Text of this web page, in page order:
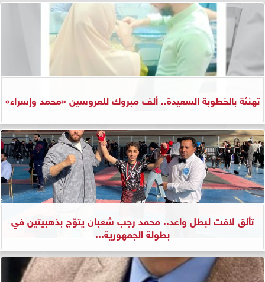
تهنئة بالخطوبة السعيدة.. ألف مبروك للعروسين «محمد وإسراء»
تألق لافت لبطل واعد.. محمد رجب شعبان يتوّج بذهبيتين في
بطولة الجمهورية...